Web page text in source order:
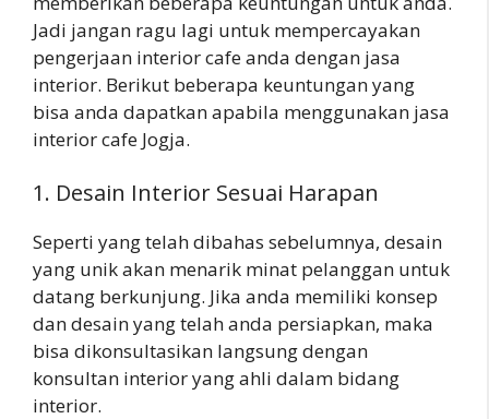
Jadi jangan ragu lagi untuk mempercayakan
pengerjaan interior cafe anda dengan jasa
interior. Berikut beberapa keuntungan yang
bisa anda dapatkan apabila menggunakan jasa
interior cafe Jogja.
1. Desain Interior Sesuai Harapan
Seperti yang telah dibahas sebelumnya, desain
yang unik akan menarik minat pelanggan untuk
datang berkunjung. Jika anda memiliki konsep
dan desain yang telah anda persiapkan, maka
bisa dikonsultasikan langsung dengan
konsultan interior yang ahli dalam bidang
interior.